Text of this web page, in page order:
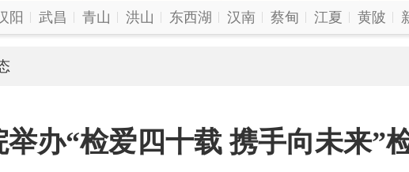
阳 武昌 青山 洪山 东西湖 汉南 蔡甸 江夏 黄陂
办“检爱四十载 携手向未来”